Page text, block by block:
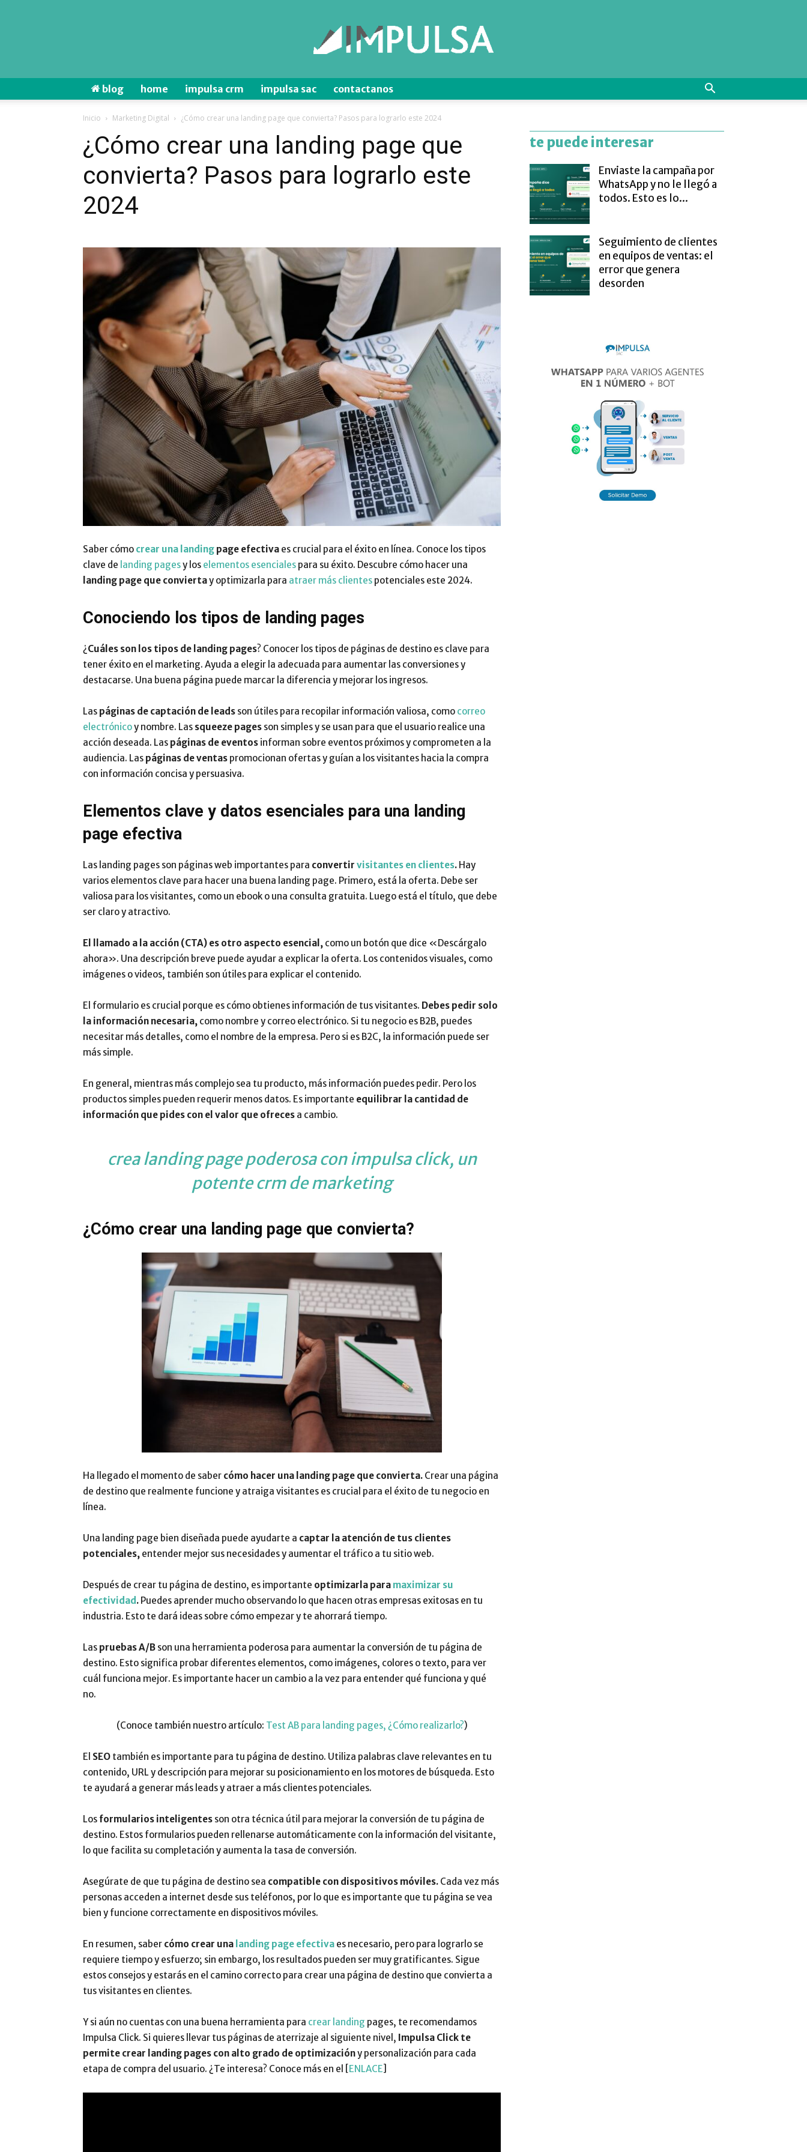
de
Ventas
y
Digitalización
–
Impulsa
blog home impulsa crm impulsa sac contactanos
Inicio Marketing Digital ¿Cómo crear una landing page que convierta? Pasos para lograrlo este 2024
¿Cómo crear una landing page que
convierta? Pasos para lograrlo este
2024
Saber cómo crear una landing page efectiva es crucial para el éxito en línea. Conoce los tipos
clave de landing pagesy los elementos esenciales para su éxito. Descubre cómo hacer una
landing page que conviertay optimizarla para atraer más clientes potenciales este 2024.
Conociendo los tipos de landing pages
¿Cuáles son los tipos de landing pages? Conocer los tipos de páginas de destino es clave para
tener éxito en el marketing. Ayuda a elegir la adecuada para aumentar las conversiones y
destacarse. Una buena página puede marcar la diferencia y mejorar los ingresos.
Las páginas de captación de leads son útiles para recopilar información valiosa, como correo
electrónicoy nombre. Las squeeze pages son simples y se usan para que el usuario realice una
acción deseada. Las páginas de eventos informan sobre eventos próximos y comprometen a la
audiencia. Las páginas de ventas promocionan ofertas y guían a los visitantes hacia la compra
con información concisa y persuasiva.
Elementos clave y datos esenciales para una landing
page efectiva
Las landing pages son páginas web importantes para convertir visitantes en clientes. Hay
varios elementos clave para hacer una buena landing page. Primero, está la oferta. Debe ser
valiosa para los visitantes, como un ebook o una consulta gratuita. Luego está el título, que debe
ser claro y atractivo.
El llamado a la acción (CTA) es otro aspecto esencial, como un botón que dice «Descárgalo
ahora». Una descripción breve puede ayudar a explicar la oferta. Los contenidos visuales, como
imágenes o videos, también son útiles para explicar el contenido.
El formulario es crucial porque es cómo obtienes información de tus visitantes. Debes pedir solo
la información necesaria, como nombre y correo electrónico. Si tu negocio es B2B, puedes
necesitar más detalles, como el nombre de la empresa. Pero si es B2C, la información puede ser
más simple.
En general, mientras más complejo sea tu producto, más información puedes pedir. Pero los
productos simples pueden requerir menos datos. Es importante equilibrar la cantidad de
información que pides con el valor que ofreces a cambio.
crea landing page poderosa con impulsa click, un
potente crm de marketing
¿Cómo crear una landing page que convierta?
Ha llegado el momento de saber cómo hacer una landing page que convierta. Crear una página
de destino que realmente funcione y atraiga visitantes es crucial para el éxito de tu negocio en
línea.
Una landing page bien diseñada puede ayudarte a captar la atención de tus clientes
potenciales, entender mejor sus necesidades y aumentar el tráfico a tu sitio web.
Después de crear tu página de destino, es importante optimizarla para maximizar su
efectividad . Puedes aprender mucho observando lo que hacen otras empresas exitosas en tu
industria. Esto te dará ideas sobre cómo empezar y te ahorrará tiempo.
Las pruebas A/B son una herramienta poderosa para aumentar la conversión de tu página de
destino. Esto significa probar diferentes elementos, como imágenes, colores o texto, para ver
cuál funciona mejor. Es importante hacer un cambio a la vez para entender qué funciona y qué
no.
(Conoce también nuestro artículo: Test AB para landing pages, ¿Cómo realizarlo?)
El SEO también es importante para tu página de destino. Utiliza palabras clave relevantes en tu
contenido, URL y descripción para mejorar su posicionamiento en los motores de búsqueda. Esto
te ayudará a generar más leads y atraer a más clientes potenciales.
Los formularios inteligentes son otra técnica útil para mejorar la conversión de tu página de
destino. Estos formularios pueden rellenarse automáticamente con la información del visitante,
lo que facilita su completación y aumenta la tasa de conversión.
Asegúrate de que tu página de destino sea compatible con dispositivos móviles. Cada vez más
personas acceden a internet desde sus teléfonos, por lo que es importante que tu página se vea
bien y funcione correctamente en dispositivos móviles.
En resumen, saber cómo crear una landing page efectiva es necesario, pero para lograrlo se
requiere tiempo y esfuerzo; sin embargo, los resultados pueden ser muy gratificantes. Sigue
estos consejos y estarás en el camino correcto para crear una página de destino que convierta a
tus visitantes en clientes.
Y si aún no cuentas con una buena herramienta para crear landing pages, te recomendamos
Impulsa Click. Si quieres llevar tus páginas de aterrizaje al siguiente nivel, Impulsa Click te
permite crear landing pages con alto grado de optimizacióny personalización para cada
etapa de compra del usuario. ¿Te interesa? Conoce más en el [
ENLACE
te puede interesar
Enviaste la campaña por
WhatsApp y no le llegó a
todos. Esto es lo...
Seguimiento de clientes
en equipos de ventas: el
error que genera
desorden